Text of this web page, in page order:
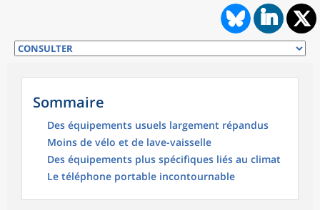
Sommaire
Des équipements usuels largement répandus
Moins de vélo et de lave-vaisselle
Des équipements plus spécifiques liés au climat
Le téléphone portable incontournable